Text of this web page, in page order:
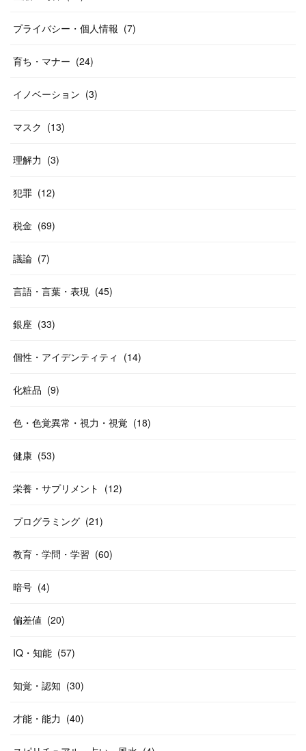
プライバシー・個人情報 (7)
育ち・マナー (24)
イノベーション (3)
マスク (13)
理解力 (3)
犯罪 (12)
税金 (69)
議論 (7)
言語・言葉・表現 (45)
銀座 (33)
個性・アイデンティティ (14)
化粧品 (9)
色・色覚異常・視力・視覚 (18)
健康 (53)
栄養・サプリメント (12)
プログラミング (21)
教育・学問・学習 (60)
暗号 (4)
偏差値 (20)
IQ・知能 (57)
知覚・認知 (30)
才能・能力 (40)